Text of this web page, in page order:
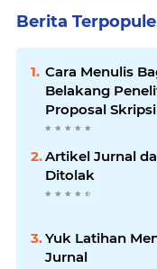
Berita
Cara Menulis
Belakang
Proposal Skripsi
Artikel Jurnal
Ditolak
Yuk Latihan
Jurnal